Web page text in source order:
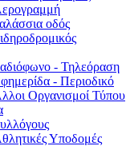
οδός
- Τηλεόραση
- Περιοδικό
Οργανισμοί Τύπου
Υποδομές